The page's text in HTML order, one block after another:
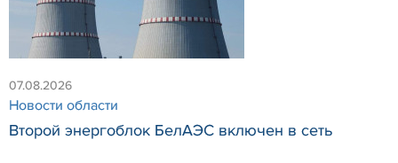
07.08.2026
Новости области
Второй энергоблок БелАЭС включен в сеть